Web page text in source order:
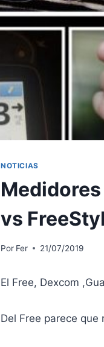
NOTICIAS
vs
Por Fer 21/07/2019
El Free, Dexcom
Del Free parece